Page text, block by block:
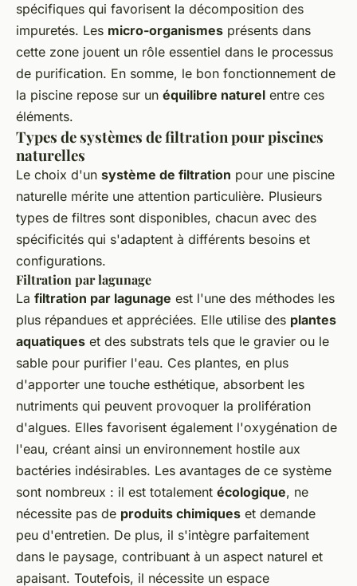
spécifiques qui favorisent la décomposition des
impuretés. Les micro-organismes présents dans
cette zone jouent un rôle essentiel dans le processus
de purification. En somme, le bon fonctionnement de
la piscine repose sur un équilibre naturel entre ces
éléments.
Types de systèmes de filtration pour piscines
naturelles
Le choix d'un système de filtration pour une piscine
naturelle mérite une attention particulière. Plusieurs
types de filtres sont disponibles, chacun avec des
spécificités qui s'adaptent à différents besoins et
configurations.
Filtration par lagunage
La filtration par lagunage est l'une des méthodes les
plus répandues et appréciées. Elle utilise des plantes
aquatiques et des substrats tels que le gravier ou le
sable pour purifier l'eau. Ces plantes, en plus
d'apporter une touche esthétique, absorbent les
nutriments qui peuvent provoquer la prolifération
d'algues. Elles favorisent également l'oxygénation de
l'eau, créant ainsi un environnement hostile aux
bactéries indésirables. Les avantages de ce système
sont nombreux : il est totalement écologique, ne
nécessite pas de produits chimiques et demande
peu d'entretien. De plus, il s'intègre parfaitement
dans le paysage, contribuant à un aspect naturel et
apaisant. Toutefois, il nécessite un espace